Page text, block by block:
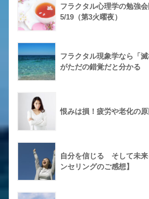
フラクタル心理学の勉強
5/19（第3火曜夜）
フラクタル現象学なら「滅
がただの錯覚だと分かる
恨みは損！疲労や老化の原
自分を信じる そして未来
ンセリングのご感想】